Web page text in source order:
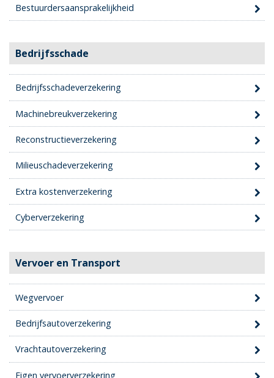
Bestuurdersaansprakelijkheid
Bedrijfsschade
Bedrijfsschadeverzekering
Machinebreukverzekering
Reconstructieverzekering
Milieuschadeverzekering
Extra kostenverzekering
Cyberverzekering
Vervoer en Transport
Wegvervoer
Bedrijfsautoverzekering
Vrachtautoverzekering
Eigen vervoerverzekering